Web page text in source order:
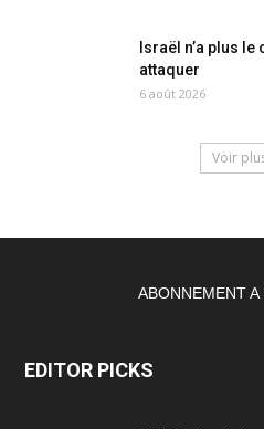
Israël n’a plus
attaquer
6 août 2026
Voir
ABONNEMENT A
EDITOR PICKS